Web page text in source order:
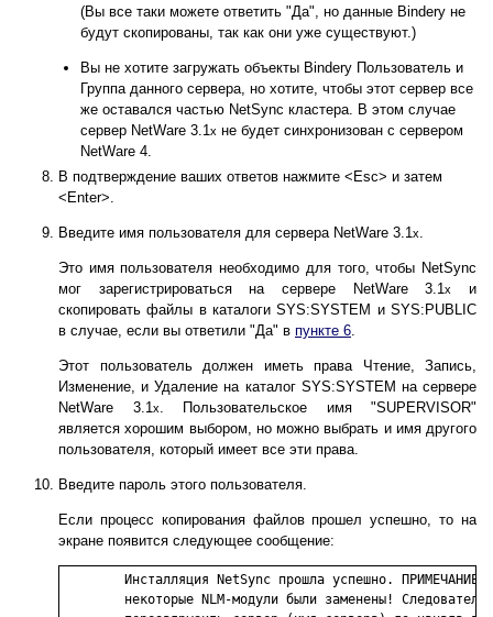
(Вы все таки можете ответить "Да", но данные Bindery не
будут скопированы, так как они уже существуют.)
Вы не хотите загружать объекты Bindery Пользователь и
Группа данного сервера, но хотите, чтобы этот сервер все
же оставался частью NetSync кластера. В этом случае
сервер NetWare 3.1x не будет синхронизован с сервером
NetWare 4.
В подтверждение ваших ответов нажмите <Esc> и затем
<Enter>.
Введите имя пользователя для сервера NetWare 3.1x
Это имя пользователя необходимо для того, чтобы NetSync
мог зарегистрироваться на сервере NetWare 3.1x
и
скопировать файлы в каталоги SYS:SYSTEM и SYS:PUBLIC
в случае, если вы ответили "Да" в пункте 6
Этот пользователь должен иметь права Чтение, Запись,
Изменение, и Удаление на каталог SYS:SYSTEM на сервере
NetWare 3.1x
. Пользовательское имя "SUPERVISOR"
является хорошим выбором, но можно выбрать и имя другого
пользователя, который имеет все эти права.
Введите пароль этого пользователя.
Если процесс копирования файлов прошел успешно, то на
экране появится следующее сообщение: